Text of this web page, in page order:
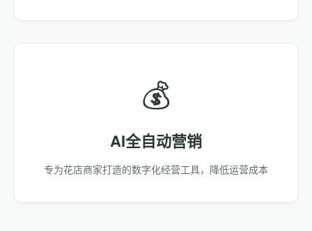
💰
AI全自动营销
专为花店商家打造的数字化经营工具，降低运营成本